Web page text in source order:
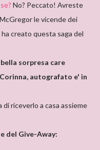
No? Peccato! Avreste
le vicende dei
creato questa saga del
sorpresa care
autografato e' in
riceverlo a casa assieme
del Give-Away: